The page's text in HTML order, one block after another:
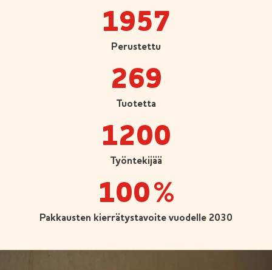
1957
Perustettu
269
Tuotetta
1200
Työntekijää
100%
Pakkausten kierrätystavoite vuodelle 2030